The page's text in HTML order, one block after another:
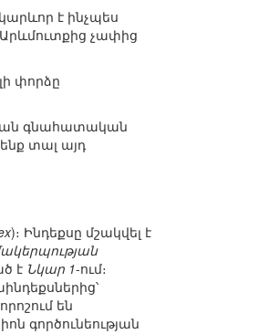
է ինչպես
չափից
փորձը
գնահատական
տալ այդ
)։ Ինդեքսը մշակվել է
է Նկար 1-ում։
են
գործունեության